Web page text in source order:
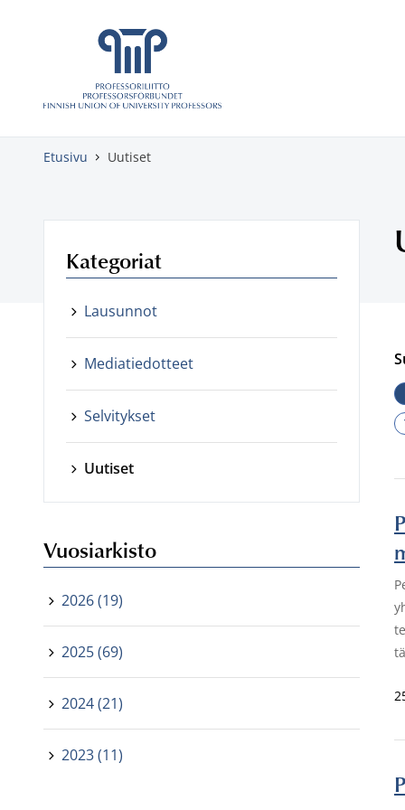
Skippaa sisältö
Etusivu Uutiset
Kategoriat
Lausunnot
Mediatiedotteet
Selvitykset
Uutiset
Vuosiarkisto
2026 (19)
2025 (69)
2024 (21)
2023 (11)